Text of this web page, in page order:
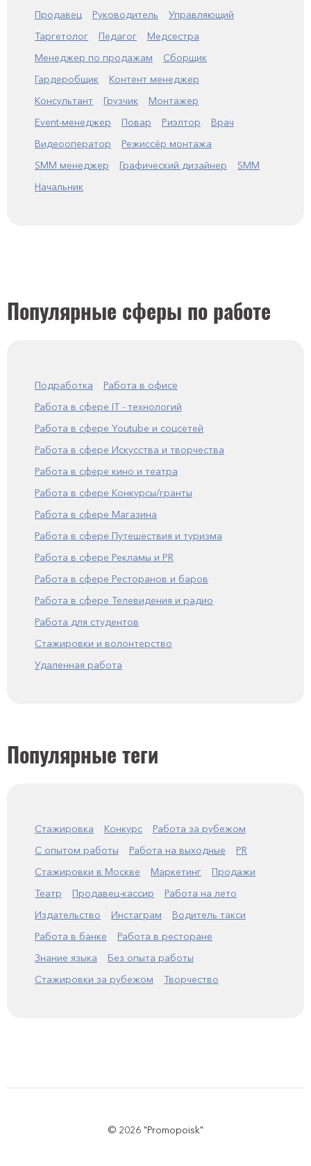
Продавец
Руководитель
Управляющий
Таргетолог
Педагог
Медсестра
Менеджер по продажам
Сборщик
Гардеробщик
Контент менеджер
Консультант
Грузчик
Монтажер
Event-менеджер
Повар Риэлтор
Врач
Видеооператор
Режиссёр монтажа
SMM менеджер
Графический дизайнер
SMM
Начальник
Популярные сферы по работе
Подработка
Работа в офисе
Работа в сфере IT - технологий
Работа в сфере Youtube и соцсетей
Работа в сфере Искусства и творчества
Работа в сфере кино и театра
Работа в сфере Конкурсы/гранты
Работа в сфере Магазина
Работа в сфере Путешествия и туризма
Работа в сфере Рекламы и PR
Работа в сфере Ресторанов и баров
Работа в сфере Телевидения и радио
Работа для студентов
Стажировки и волонтерство
Удаленная работа
Популярные теги
Стажировка Конкурс
Работа за рубежом
С опытом работы
Работа на выходные
PR
Стажировки в Москве
Маркетинг
Продажи
Театр
Продавец-кассир
Работа на лето
Издательство
Инстаграм
Водитель такси
Работа в банке
Работа в ресторане
Знание языка
Без опыта работы
Стажировки за рубежом
Творчество
© 2026 "Promopoisk"